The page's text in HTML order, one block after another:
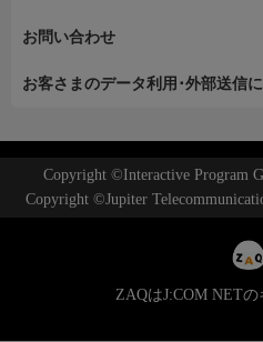
お問い合わせ
お客さまのデータ利用･外部送信
Copyright ©Interactive Program
Copyright ©Jupiter
ZAQはJ:COM NET